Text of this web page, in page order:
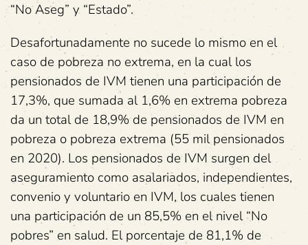
“No Aseg” y “Estado”.
Desafortunadamente no sucede lo mismo en el
caso de pobreza no extrema, en la cual los
pensionados de IVM tienen una participación de
17,3%, que sumada al 1,6% en extrema pobreza
da un total de 18,9% de pensionados de IVM en
pobreza o pobreza extrema (55 mil pensionados
en 2020). Los pensionados de IVM surgen del
aseguramiento como asalariados, independientes,
convenio y voluntario en IVM, los cuales tienen
una participación de un 85,5% en el nivel “No
pobres” en salud. El porcentaje de 81,1% de